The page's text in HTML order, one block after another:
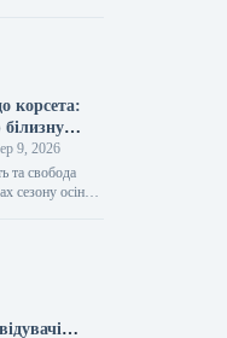
корсета:
версією
9, 2026
та свобода
сезону осінь-
білизни. Це